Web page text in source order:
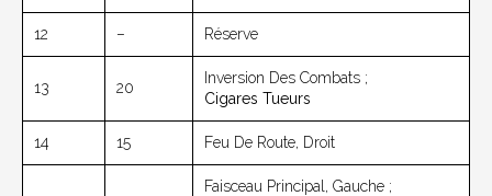
12 – Réserve
13 20
Inversion Des Combats ;
Cigares Tueurs
14 15 Feu De Route, Droit
Faisceau Principal, Gauche ;